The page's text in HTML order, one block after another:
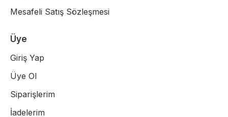
Mesafeli Satış Sözleşmesi
Üye
Giriş Yap
Üye Ol
Siparişlerim
İadelerim